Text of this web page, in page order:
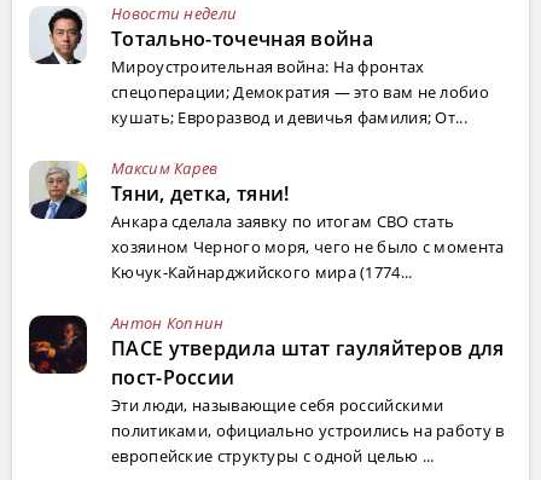
Новости недели
Тотально-точечная война
Мироустроительная война: На фронтах
спецоперации; Демократия — это вам не лобио
кушать; Евроразвод и девичья фамилия; От...
Максим Карев
Тяни, детка, тяни!
Анкара сделала заявку по итогам СВО стать
хозяином Черного моря, чего не было с момента
Кючук-Кайнарджийского мира (1774...
Антон Копнин
ПАСЕ утвердила штат гауляйтеров для
пост-России
Эти люди, называющие себя российскими
политиками, официально устроились на работу в
европейские структуры с одной целью ...